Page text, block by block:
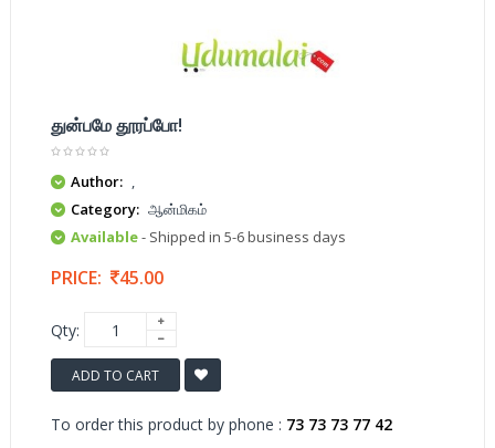
துன்பமே தூரப்போ!
Author: ,
Category: ஆன்மிகம்
Available- Shipped in 5-6 business days
PRICE: 45.00
Qty:
ADD TO CART
To order this product by phone : 73 73 73 77 42